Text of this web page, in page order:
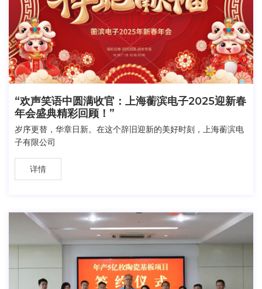
“欢声笑语中圆满收官：上海蘅滨电子2025迎新春
年会盛典精彩回顾！”
岁序更替，华章日新。在这个辞旧迎新的美好时刻，上海蘅滨电
子有限公司
详情